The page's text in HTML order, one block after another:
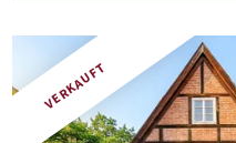
VERKAUFT